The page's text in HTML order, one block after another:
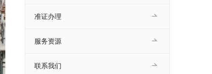
准证办理
服务资源
联系我们